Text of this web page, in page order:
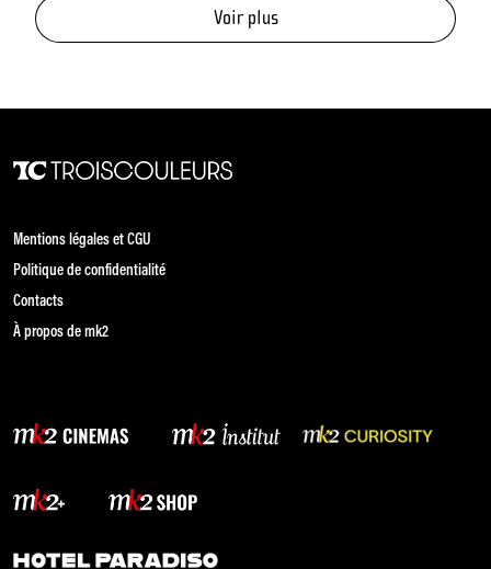
Voir plus
Mentions légales et CGU
Politique de confidentialité
Contacts
À propos de mk2